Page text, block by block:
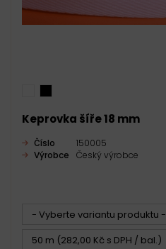
Keprovka šíře 18 mm
Číslo
150005
Výrobce
Český výrobce
- Vyberte variantu produktu -
50 m (282,00 Kč s DPH / bal.)